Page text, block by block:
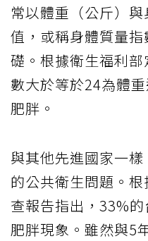
常以體重（公斤）
值，或稱身體質量
礎。根據衛生福利
數大於等於24為體
肥胖。
與其他先進國家一
的公共衛生問題。
查報告指出，33%
肥胖現象。雖然與5